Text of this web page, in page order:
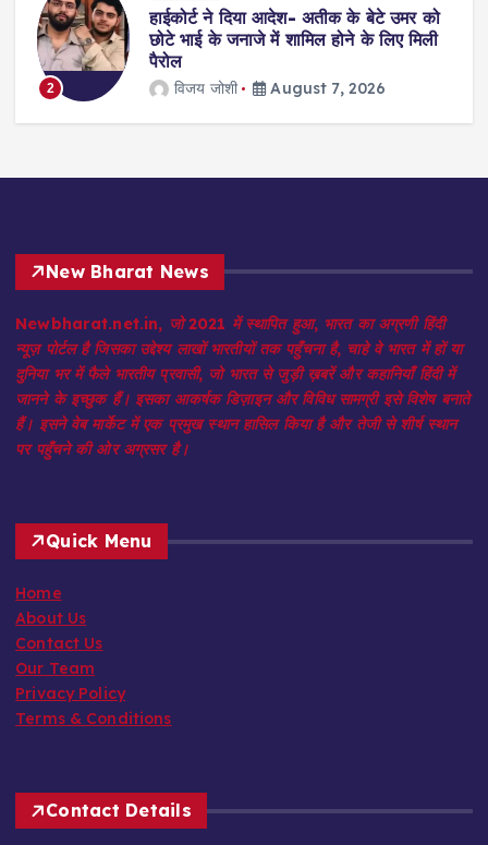
को
सुप्रीमकोर्ट: 4 साल की दुष्कर्म पीड़िता का
इलाज करने से किया था इनकार, अब अस्पताल
jagmohan kholiya
New Bharat News
Newbharat.net.in, जो 2021 में स्थापित हुआ, भारत का अग्रणी हिंदी
न्यूज़ पोर्टल है जिसका उद्देश्य लाखों भारतीयों तक पहुँचना है, चाहे वे भारत में हों या
दुनिया भर में फैले भारतीय प्रवासी, जो भारत से जुड़ी ख़बरें और कहानियाँ हिंदी में
जानने के इच्छुक हैं। इसका आकर्षक डिज़ाइन और विविध सामग्री इसे विशेष बनाते
हैं। इसने वेब मार्केट में एक प्रमुख स्थान हासिल किया है और तेजी से शीर्ष स्थान
Quick Menu
Home
About Us
Contact Us
Our Team
Privacy Policy
Contact Details